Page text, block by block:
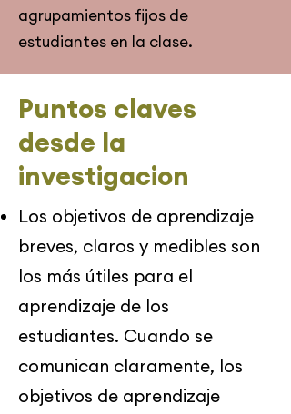
agrupamientos fijos de
estudiantes en la clase.
Puntos claves
desde la
investigacion
Los objetivos de aprendizaje
breves, claros y medibles son
los más útiles para el
aprendizaje de los
estudiantes. Cuando se
comunican claramente, los
objetivos de aprendizaje